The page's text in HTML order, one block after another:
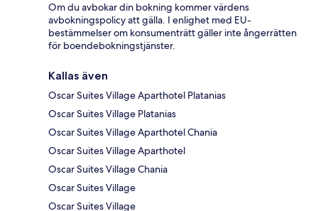
Om du avbokar din bokning kommer värdens
avbokningspolicy att gälla. I enlighet med EU-
bestämmelser om konsumenträtt gäller inte ångerrätten
för boendebokningstjänster.
Kallas även
Oscar Suites Village Aparthotel Platanias
Oscar Suites Village Platanias
Oscar Suites Village Aparthotel Chania
Oscar Suites Village Aparthotel
Oscar Suites Village Chania
Oscar Suites Village
Oscar Suites Village